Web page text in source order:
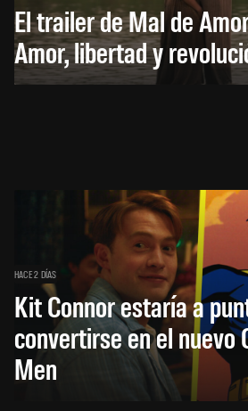
El trailer de Mal de
Amor, libertad y
HACE 2 DÍAS
Kit Connor estaría a
convertirse en el nuevo
Men